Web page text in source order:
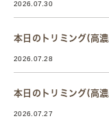
2026.07.30
本日のトリミング(高
2026.07.28
本日のトリミング(高
2026.07.27